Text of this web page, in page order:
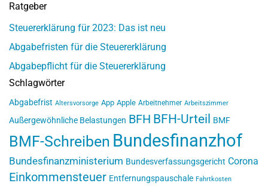
Ratgeber
Steuererklärung für 2023: Das ist neu
Abgabefristen für die Steuererklärung
Abgabepflicht für die Steuererklärung
Schlagwörter
Abgabefrist Altersvorsorge App Apple Arbeitnehmer Arbeitszimmer
Außergewöhnliche Belastungen BFH BFH-Urteil BMF
BMF-Schreiben Bundesfinanzhof
Bundesfinanzministerium Bundesverfassungsgericht Corona
Einkommensteuer Entfernungspauschale Fahrtkosten